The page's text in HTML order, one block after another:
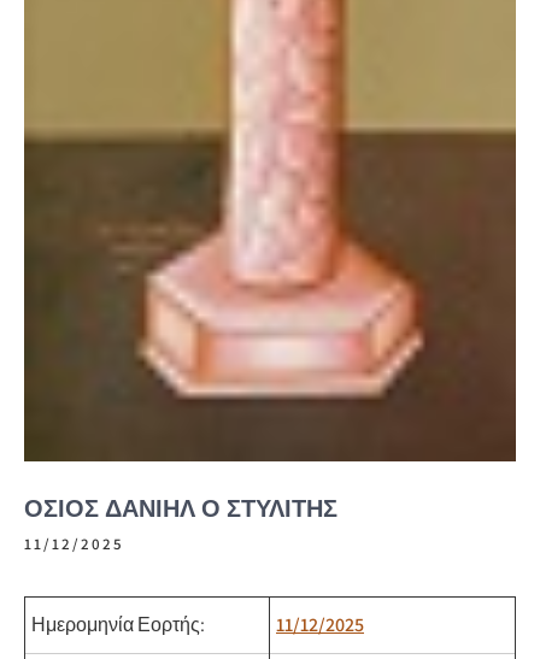
ΌΣΙΟΣ ΔΑΝΙΉΛ Ο ΣΤΥΛΊΤΗΣ
11/12/2025
Ημερομηνία Εορτής: 11/12/2025